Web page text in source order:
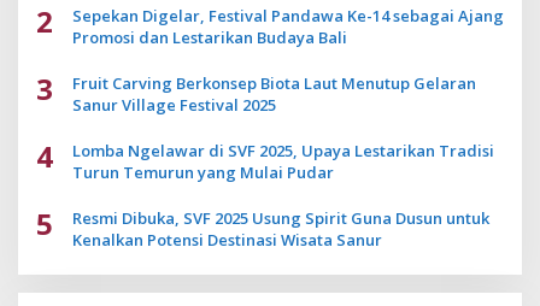
2
Sepekan Digelar, Festival Pandawa Ke-14 sebagai Ajang
Promosi dan Lestarikan Budaya Bali
3
Fruit Carving Berkonsep Biota Laut Menutup Gelaran
Sanur Village Festival 2025
4
Lomba Ngelawar di SVF 2025, Upaya Lestarikan Tradisi
Turun Temurun yang Mulai Pudar
5
Resmi Dibuka, SVF 2025 Usung Spirit Guna Dusun untuk
Kenalkan Potensi Destinasi Wisata Sanur